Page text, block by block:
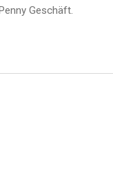
Geschäft.